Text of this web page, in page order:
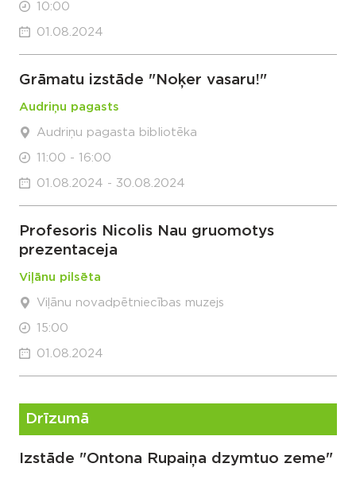
10:00
01.08.2024
Grāmatu izstāde "Noķer vasaru!"
Audriņu pagasts
Audriņu pagasta bibliotēka
11:00 - 16:00
01.08.2024 - 30.08.2024
Profesoris Nicolis Nau gruomotys
prezentaceja
Viļānu pilsēta
Viļānu novadpētniecības muzejs
15:00
01.08.2024
Drīzumā
Izstāde "Ontona Rupaiņa dzymtuo zeme"